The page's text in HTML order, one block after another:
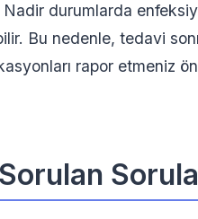
Nadir durumlarda
Bu nedenle, tedavi
rapor etmeniz
Sorulan